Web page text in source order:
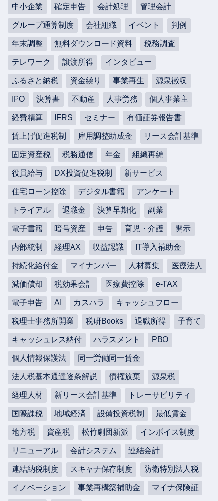
中小企業 確定申告 会計処理 管理会計
グループ通算制度 会社組織 イベント 判例
年末調整 無料ダウンロード資料 税務調査
テレワーク 譲渡所得 インタビュー
ふるさと納税 資金繰り 事業再生 源泉徴収
IPO 決算書 不動産 人事労務 個人事業主
経費精算 IFRS セミナー 有価証券報告書
賃上げ促進税制 雇用調整助成金 リース会計基準
固定資産税 税務通信 年金 組織再編
役員給与 DX投資促進税制 新サービス
住宅ローン控除 デジタル書籍 アンケート
トライアル 退職金 決算早期化 副業
電子書籍 暗号資産 申告 育児・介護 開示
内部統制 経理AX 収益認識 IT導入補助金
持続化給付金 マイナンバー 人材募集 医療法人
減価償却 税効果会計 医療費控除 e-TAX
電子申告 AI カスハラ キャッシュフロー
税理士事務所開業 税研Books 退職所得 子育て
キャッシュレス納付 ハラスメント PBO
個人情報保護法 同一労働同一賃金
法人税基本通達逐条解説 債権放棄 源泉税
経理人材 新リース会計基準 トレーサビリティ
国際課税 地域経済 設備投資税制 最低賃金
地方税 資産税 松竹劇団新派 インボイス制度
リニューアル 会計システム 連結会計
連結納税制度 スキャナ保存制度 防衛特別法人税
イノベーション 事業再構築補助金 マイナ保険証